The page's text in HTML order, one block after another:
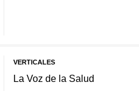
VERTICALES
La Voz de la Salud